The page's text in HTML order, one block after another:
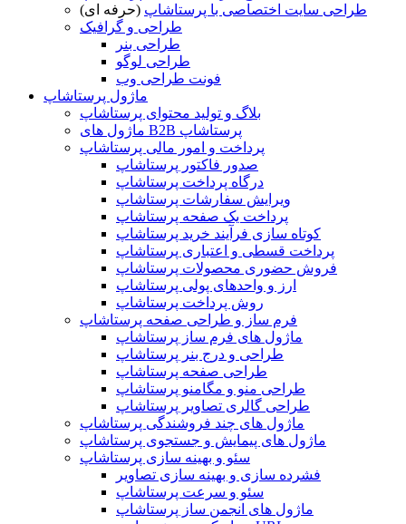
طراحی سایت اختصاصی با پرستاشاپ (حرفه ای)
طراحی و گرافیک
طراحی بنر
طراحی لوگو
فونت طراحی وب
ماژول پرستاشاپ
بلاگ و تولید محتوای پرستاشاپ
ماژول های B2B پرستاشاپ
پرداخت و امور مالی پرستاشاپ
صدور فاکتور پرستاشاپ
درگاه پرداخت پرستاشاپ
ویرایش سفارشات پرستاشاپ
پرداخت یک صفحه پرستاشاپ
کوتاه سازی فرآیند خرید پرستاشاپ
پرداخت قسطی و اعتباری پرستاشاپ
فروش حضوری محصولات پرستاشاپ
ارز و واحدهای پولی پرستاشاپ
روش پرداخت پرستاشاپ
فرم ساز و طراحی صفحه پرستاشاپ
ماژول های فرم ساز پرستاشاپ
طراحی و درج بنر پرستاشاپ
طراحی صفحه پرستاشاپ
طراحی منو و مگامنو پرستاشاپ
طراحی گالری تصاویر پرستاشاپ
ماژول های چند فروشندگی پرستاشاپ
ماژول های پیمایش و جستجوی پرستاشاپ
سئو و بهینه سازی پرستاشاپ
فشرده سازی و بهینه سازی تصاویر
سئو و سرعت پرستاشاپ
ماژول های انجمن ساز پرستاشاپ